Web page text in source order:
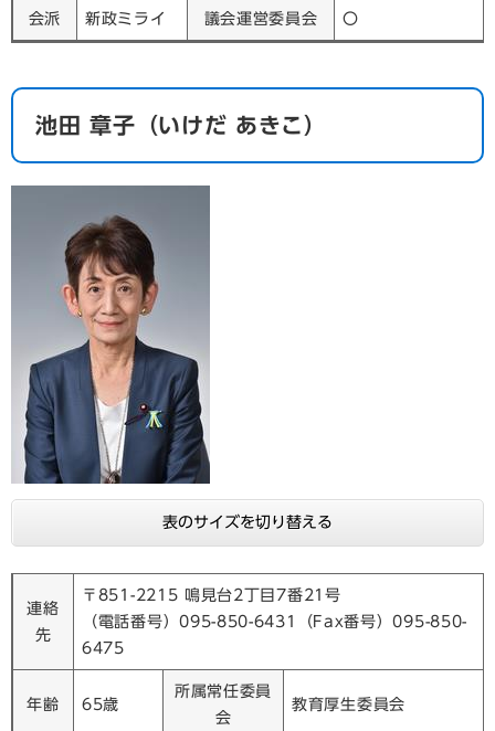
会派 新政ミライ 議会運営委員会 〇
​池田 章子（いけだ あきこ）
表のサイズを切り替える
連絡
先
〒851-2215 鳴見台2丁目7番21号
（電話番号）095-850-6431（Fax番号）095-850-
6475
年齢 65歳
所属常任委員
会
教育厚生委員会